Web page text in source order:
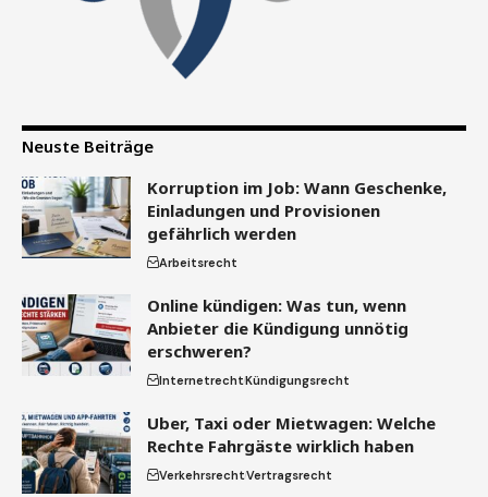
Neuste Beiträge
Korruption im Job: Wann Geschenke,
Einladungen und Provisionen
gefährlich werden
Arbeitsrecht
Online kündigen: Was tun, wenn
Anbieter die Kündigung unnötig
erschweren?
InternetrechtKündigungsrecht
Uber, Taxi oder Mietwagen: Welche
Rechte Fahrgäste wirklich haben
VerkehrsrechtVertragsrecht